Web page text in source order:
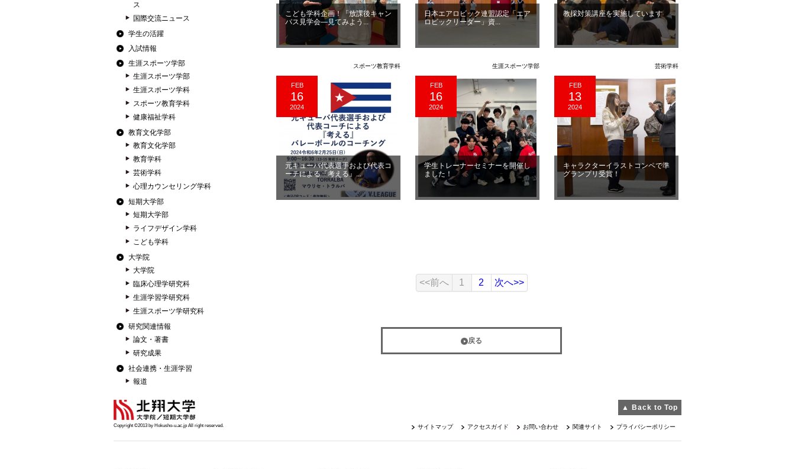
ス
国際交流ニュース
学生の活躍
入試情報
生涯スポーツ学部
生涯スポーツ学部
生涯スポーツ学科
スポーツ教育学科
健康福祉学科
教育文化学部
教育文化学部
教育学科
芸術学科
心理カウンセリング学科
短期大学部
短期大学部
ライフデザイン学科
こども学科
大学院
大学院
臨床心理学研究科
生涯学習学研究科
生涯スポーツ学研究科
研究関連情報
論文・著書
研究成果
社会連携・生涯学習
報道
こども学科企画！「放課後キャン
パス見学会―見てみよう...
日本エアロビック連盟認定「エア
ロビックリーダー」資...
教採対策講座を実施しています
スポーツ教育学科
FEB
16
2024
元キューバ代表選手および代表コ
ーチによる『考える』...
生涯スポーツ学部
FEB
16
2024
学生トレーナーセミナーを開催し
ました！
芸術学科
FEB
13
2024
キャラクターイラストコンペで準
グランプリ受賞！
<<前へ 1 2 次へ>>
戻る
▲ Back to Top
Copyright ©2013 by Hokusho-u.ac.jp All right reserved. サイトマップ アクセスガイド お問い合わせ 関連サイト プライバシーポリシー